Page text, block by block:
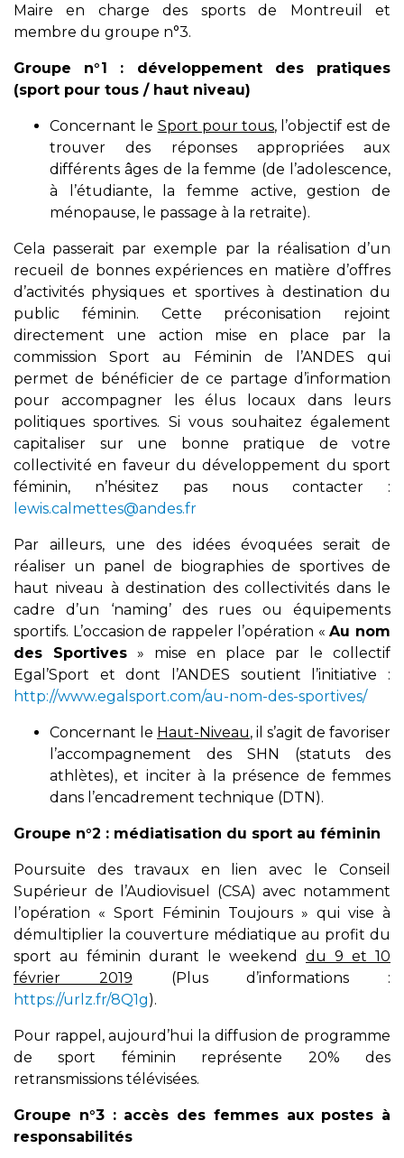
Maire en charge des sports de Montreuil et
membre du groupe n°3.
Groupe n°1 : développement des pratiques
(sport pour tous / haut niveau)
Concernant le Sport pour tous, l’objectif est de
trouver des réponses appropriées aux
différents âges de la femme (de l’adolescence,
à l’étudiante, la femme active, gestion de
ménopause, le passage à la retraite).
Cela passerait par exemple par la réalisation d’un
recueil de bonnes expériences en matière d’offres
d’activités physiques et sportives à destination du
public féminin. Cette préconisation rejoint
directement une action mise en place par la
commission Sport au Féminin de l’ANDES qui
permet de bénéficier de ce partage d’information
pour accompagner les élus locaux dans leurs
politiques sportives. Si vous souhaitez également
capitaliser sur une bonne pratique de votre
collectivité en faveur du développement du sport
féminin, n’hésitez pas nous contacter :
lewis.calmettes@andes.fr
Par ailleurs, une des idées évoquées serait de
réaliser un panel de biographies de sportives de
haut niveau à destination des collectivités dans le
cadre d’un ‘naming’ des rues ou équipements
sportifs. L’occasion de rappeler l’opération «Au nom
des Sportives » mise en place par le collectif
Egal’Sport et dont l’ANDES soutient l’initiative :
http://www.egalsport.com/au-nom-des-sportives/
Concernant le Haut-Niveau, il s’agit de favoriser
l’accompagnement des SHN (statuts des
athlètes), et inciter à la présence de femmes
dans l’encadrement technique (DTN).
Groupe n°2 : médiatisation du sport au féminin
Poursuite des travaux en lien avec le Conseil
Supérieur de l’Audiovisuel (CSA) avec notamment
l’opération « Sport Féminin Toujours » qui vise à
démultiplier la couverture médiatique au profit du
sport au féminin durant le weekend du 9 et 10
février 2019 (Plus d’informations :
https://urlz.fr/8Q1g).
Pour rappel, aujourd’hui la diffusion de programme
de sport féminin représente 20% des
retransmissions télévisées.
Groupe n°3 : accès des femmes aux postes à
responsabilités